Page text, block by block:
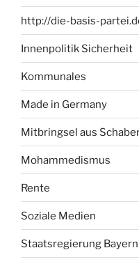
http://die-basis-
Innenpolitik Sicherheit
Kommunales
Made in Germany
Mitbringsel aus
Mohammedismus
Rente
Soziale Medien
Staatsregierung Bayern